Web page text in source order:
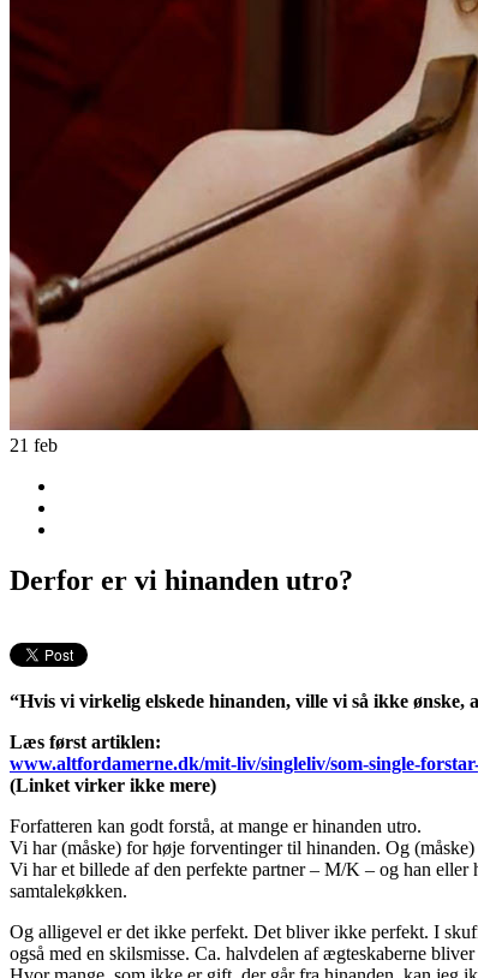
21 feb
Derfor er vi hinanden utro?
“Hvis vi virkelig elskede hinanden, ville vi så ikke ønske,
Læs først artiklen:
www.altfordamerne.dk/mit-liv/singleliv/som-single-
(Linket virker ikke mere)
Forfatteren kan godt forstå, at mange er hinanden utro.
Vi har (måske) for høje forventinger til hinanden. Og
Vi har et billede af den perfekte partner – M/K – og han
samtalekøkken.
Og alligevel er det ikke perfekt. Det bliver ikke perfekt. I
også med en skilsmisse. Ca. halvdelen af ægteskaberne